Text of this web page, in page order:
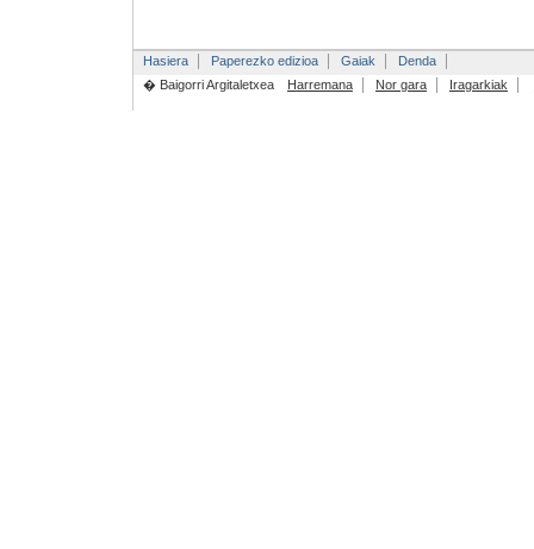
Hasiera Paperezko edizioa Gaiak
Denda
� Baigorri Argitaletxea
Harremana Nor gara Iragarkiak